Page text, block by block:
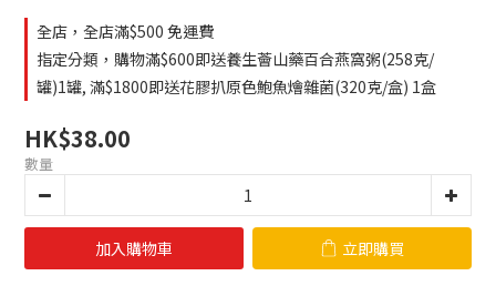
全店，全店滿$500 免運費
指定分類，購物滿$600即送養生薈山藥百合燕窩粥(258克/
罐)1罐, 滿$1800即送花膠扒原色鮑魚燴雜菌(320克/盒) 1盒
HK$38.00
數量
加入購物車 立即購買